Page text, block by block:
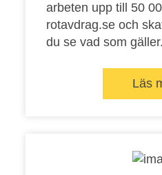
arbeten upp till 50
rotavdrag.seoch
du se vad som gäller.
Läs